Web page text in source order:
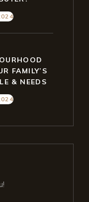
FAMILY’S
& NEEDS